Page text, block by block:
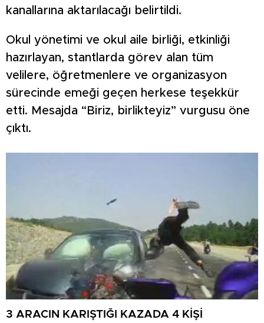
kanallarına aktarılacağı belirtildi.
Okul yönetimi ve okul aile birliği, etkinliği
hazırlayan, stantlarda görev alan tüm
velilere, öğretmenlere ve organizasyon
sürecinde emeği geçen herkese teşekkür
etti. Mesajda “Biriz, birlikteyiz” vurgusu öne
çıktı.
3 ARACIN KARIŞTIĞI KAZADA 4 KİŞİ